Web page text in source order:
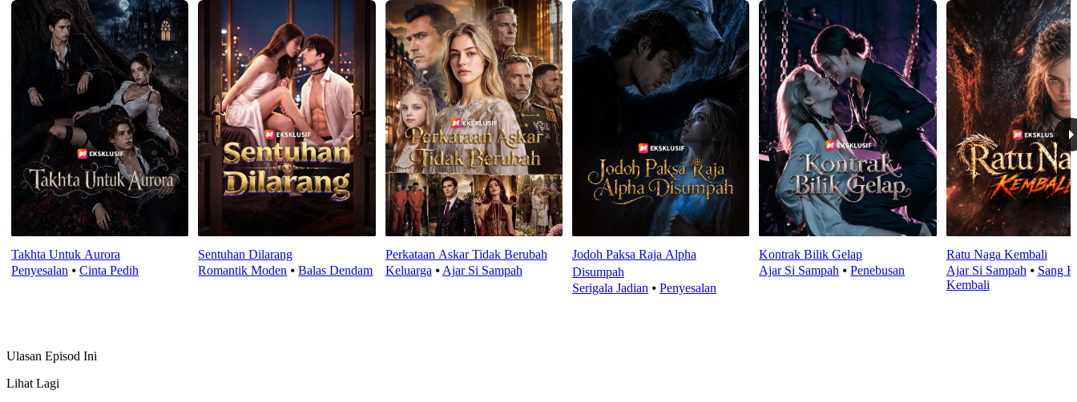
Takhta Untuk Aurora
Penyesalan ⦁ Cinta Pedih
Sentuhan Dilarang
Romantik Moden ⦁Balas Dendam
Perkataan Askar Tidak Berubah
Keluarga ⦁ Ajar Si Sampah
Jodoh Paksa Raja Alpha
Disumpah
Serigala Jadian ⦁ Penyesalan
Kontrak Bilik Gelap
Ajar Si Sampah ⦁Penebusan
Ratu Naga Kembali
Ajar Si Sampah ⦁ Sang
Kembali
Ulasan Episod Ini
Lihat Lagi